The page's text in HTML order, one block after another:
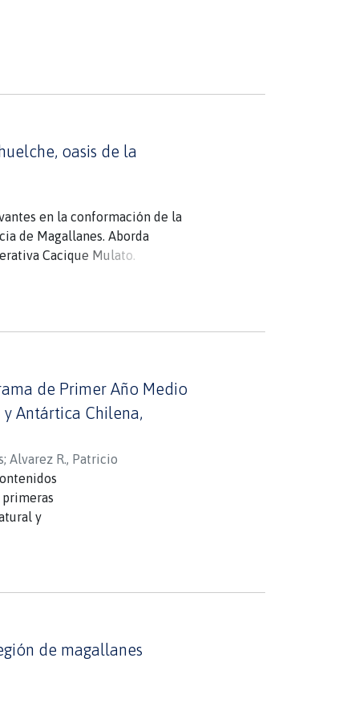
Martinic, Sergio Lausic,
oasis de la
en la conformación de la
de Magallanes. Aborda
Cacique Mulato.
de Primer Año Medio
Antártica Chilena,
; Alvarez R., Patricio
y
lo
de la
magallánica.
que se han
conjunto el
de magallanes